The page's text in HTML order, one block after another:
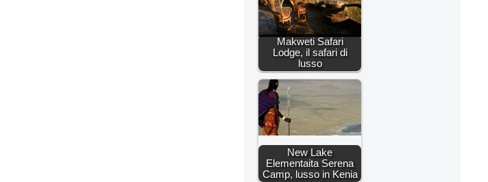
Makweti Safari
Lodge, il safari di
lusso
New Lake
Elementaita Serena
Camp, lusso in Kenia